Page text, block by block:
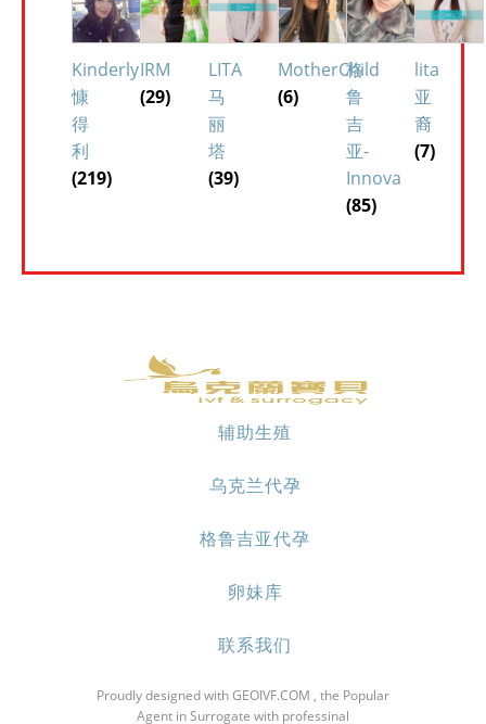
Kinderly
慷
得
利
(219)
IRM
(29)
LITA
马
丽
塔
(39)
MotherChild
(6)
格
鲁
吉
亚-
Innova
(85)
lita
亚
裔
(7)
辅助生殖
乌克兰代孕
格鲁吉亚代孕
卵妹库
联系我们
Proudly designed with GEOIVF.COM , the Popular
Agent in Surrogate with professinal